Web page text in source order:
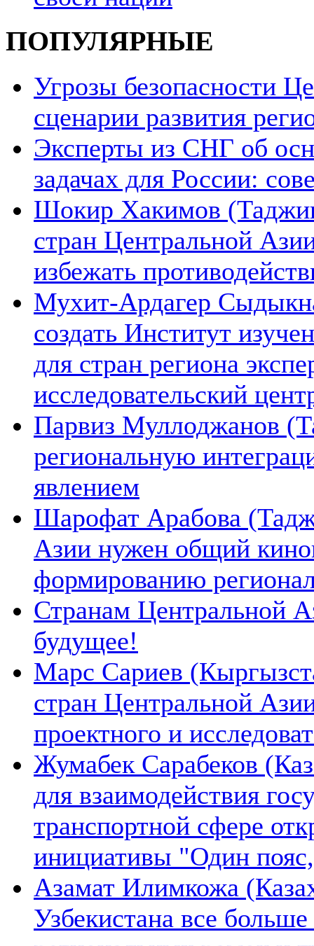
ПОПУЛЯРНЫЕ
Угрозы безопасности
сценарии развития
Эксперты из СНГ об
задачах для России:
Шокир Хакимов
стран Центральной
избежать
Мухит-Ардагер
создать Институт
для стран региона
исследовательский
Парвиз Муллоджанов
региональную
явлением
Шарофат Арабова
Азии нужен общий
формированию
Странам Центральной
будущее!
Марс Сариев
стран Центральной
проектного и
Жумабек Сарабеков
для взаимодействия
транспортной сфере
инициативы "Один
Азамат Илимкожа
Узбекистана все